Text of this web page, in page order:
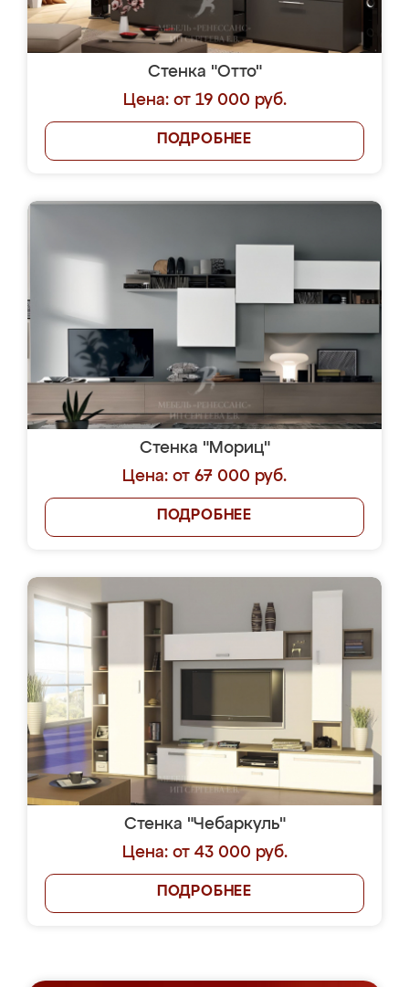
Стенка "Отто"
Цена: от 19 000 руб.
ПОДРОБНЕЕ
Стенка "Мориц"
Цена: от 67 000 руб.
ПОДРОБНЕЕ
Стенка "Чебаркуль"
Цена: от 43 000 руб.
ПОДРОБНЕЕ